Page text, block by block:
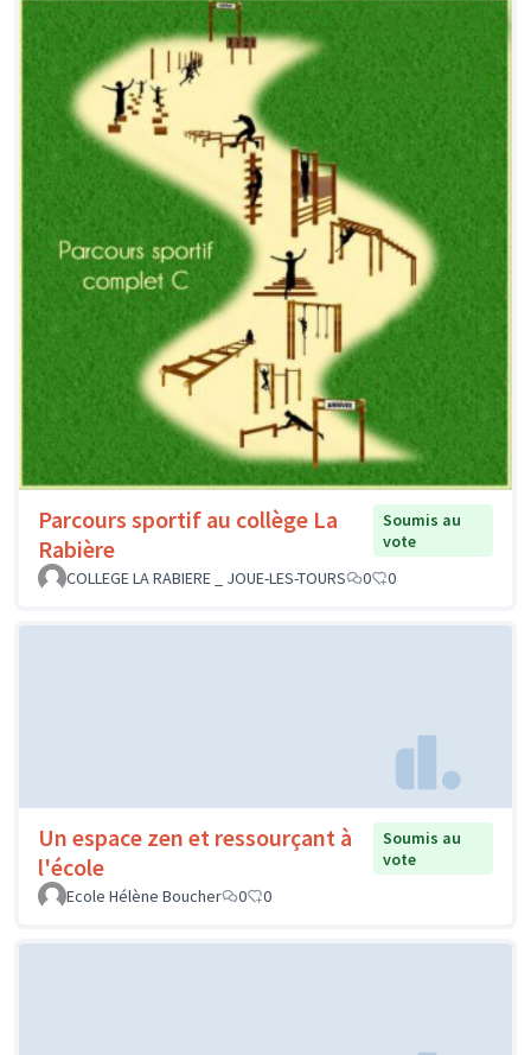
Parcours sportif au collège La
Rabière
Soumis au
vote
COLLEGE LA RABIERE _ JOUE-LES-TOURS
0 0
Un espace zen et ressourçant à
l'école
Soumis au
vote
Ecole Hélène Boucher
0 0